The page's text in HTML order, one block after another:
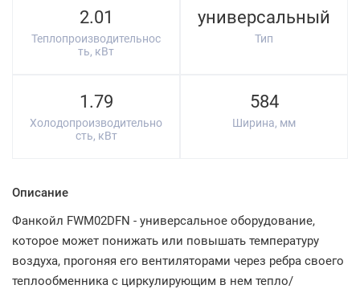
2.01
Теплопроизводительнос
ть, кВт
универсальный
Тип
1.79
Холодопроизводительно
сть, кВт
584
Ширина, мм
Описание
Фанкойл FWM02DFN - универсальное оборудование,
которое может понижать или повышать температуру
воздуха, прогоняя его вентиляторами через ребра своего
теплообменника с циркулирующим в нем тепло/